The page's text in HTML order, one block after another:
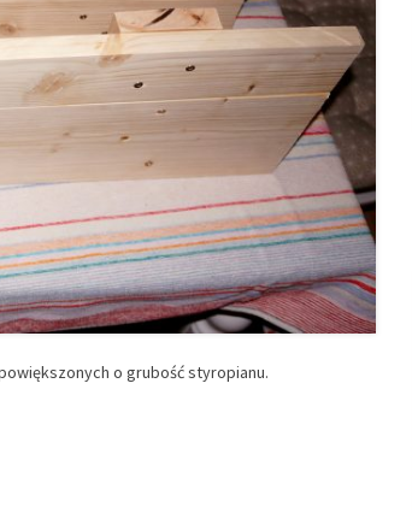
o grubość styropianu.